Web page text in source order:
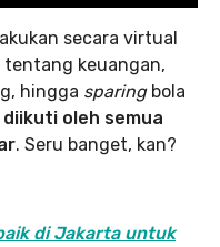
secara virtual
tentang keuangan,
hingga sparingbola
diikuti oleh semua
. Seru banget, kan?
di Jakarta untuk